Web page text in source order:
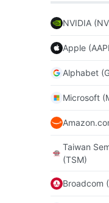
NVIDIA
Apple
Alphabet
Microsoft
Taiwan
(TSM)
Broadcom